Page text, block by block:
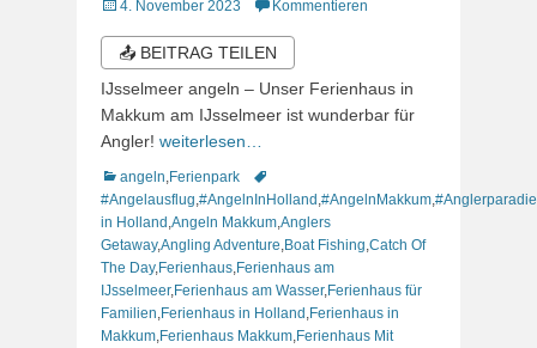
Veröffentlicht
4. November 2023 Kommentieren
📤 BEITRAG TEILEN
IJsselmeer angeln – Unser Ferienhaus in
Makkum am IJsselmeer ist wunderbar für
Angler! weiterlesen…
Kategorien
angeln Ferienpark
Schlagworte
#Angelausflug #AngelnInHolland #AngelnMakkum
in Holland Angeln Makkum Anglers
Getaway,Angling Adventure Boat Fishing Catch Of
The Day, Ferienhaus Ferienhaus am
IJsselmeer, Ferienhaus am Wasser, Ferienhaus für
Familien Ferienhaus in Holland Ferienhaus in
Makkum Ferienhaus Makkum Ferienhaus Mit